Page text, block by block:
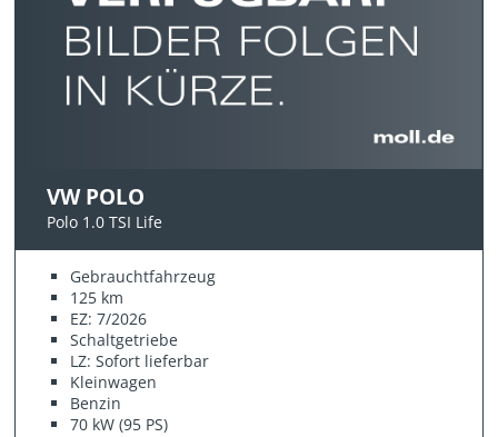
VW POLO
Polo 1.0 TSI Life
Gebrauchtfahrzeug
125 km
EZ: 7/2026
Schaltgetriebe
LZ: Sofort lieferbar
Kleinwagen
Benzin
70 kW (95 PS)